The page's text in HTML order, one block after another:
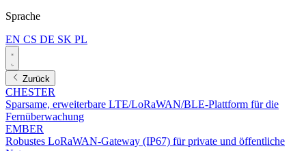
Sprache
EN CS DE SK PL
Zurück
CHESTER
Sparsame, erweiterbare LTE/LoRaWAN/BLE-Plattform für die
Fernüberwachung
EMBER
Robustes LoRaWAN-Gateway (IP67) für private und öffentliche